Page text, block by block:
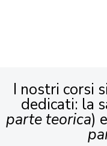
I nostri corsi
dedicati: la
parte teorica)